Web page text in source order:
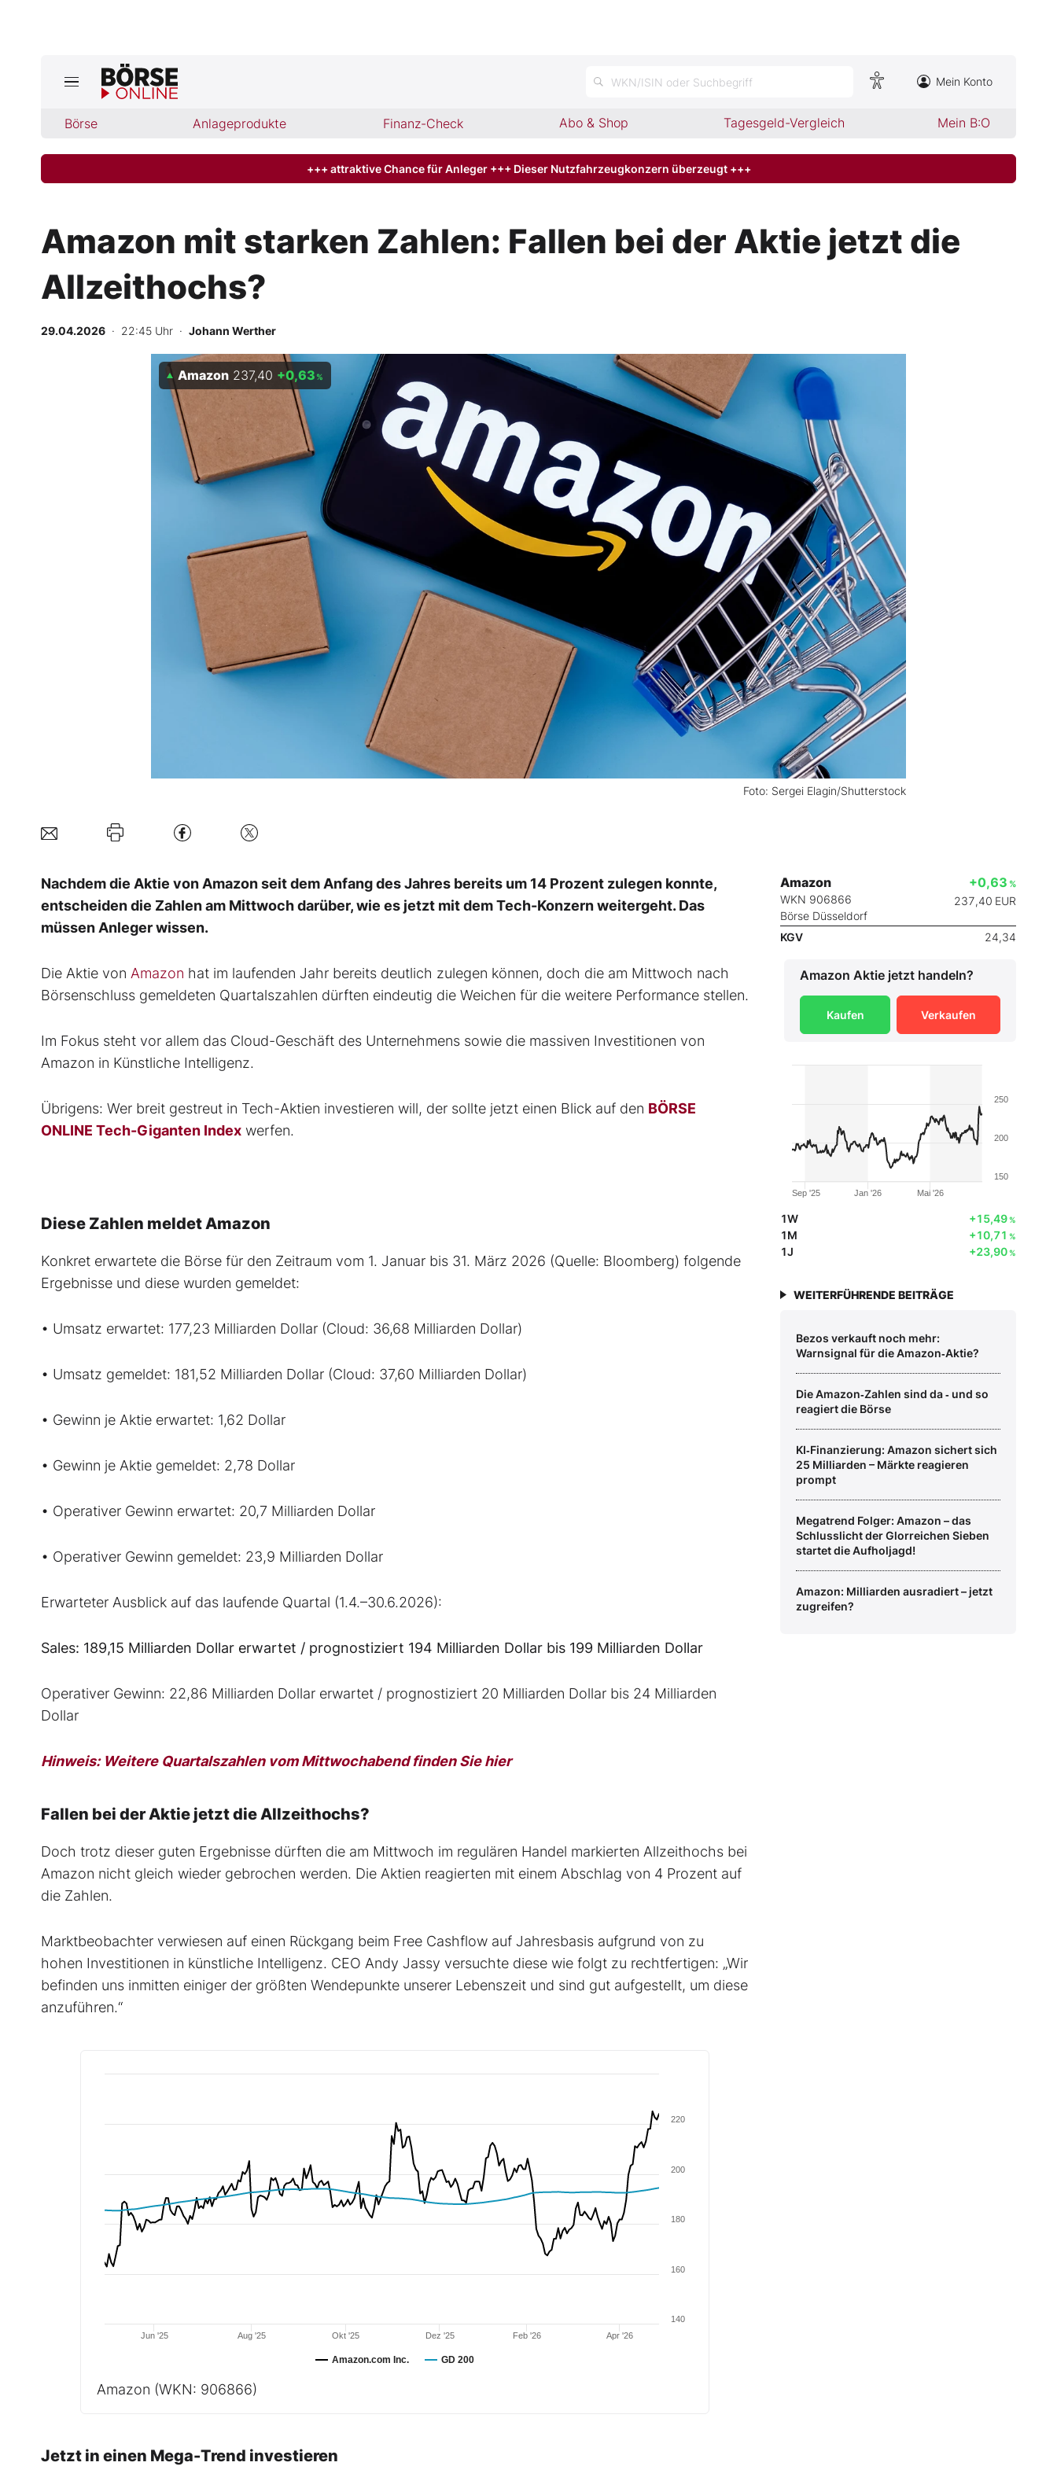
WKN/ISIN oder Suchbegriff Mein Konto
Börse Anlageprodukte Finanz-Check Abo & Shop Tagesgeld-Vergleich Mein B:O
Börse
Abo & Shop
BO-Musterdepots
Experten
Mein B:O
Mein Konto
Folgen Sie uns
+++ attraktive Chance für Anleger +++ Dieser Nutzfahrzeugkonzern überzeugt +++
Amazon mit starken Zahlen: Fallen bei der Aktie jetzt die
Allzeithochs?
29.04.2026 · 22:45 Uhr · Johann Werther
Foto: Sergei Elagin/Shutterstock
Amazon 237,40 +0,63 %
Nachdem die Aktie von Amazon seit dem Anfang des Jahres bereits um 14 Prozent zulegen konnte,
entscheiden die Zahlen am Mittwoch darüber, wie es jetzt mit dem Tech-Konzern weitergeht. Das
müssen Anleger wissen.
Die Aktie von Amazon hat im laufenden Jahr bereits deutlich zulegen können, doch die am Mittwoch nach
Börsenschluss gemeldeten Quartalszahlen dürften eindeutig die Weichen für die weitere Performance stellen.
Im Fokus steht vor allem das Cloud-Geschäft des Unternehmens sowie die massiven Investitionen von
Amazon in Künstliche Intelligenz.
Übrigens: Wer breit gestreut in Tech-Aktien investieren will, der sollte jetzt einen Blick auf den BÖRSE
ONLINE Tech-Giganten Index werfen.
Diese Zahlen meldet Amazon
Konkret erwartete die Börse für den Zeitraum vom 1. Januar bis 31. März 2026 (Quelle: Bloomberg) folgende
Ergebnisse und diese wurden gemeldet:
• Umsatz erwartet: 177,23 Milliarden Dollar (Cloud: 36,68 Milliarden Dollar)
• Umsatz gemeldet: 181,52 Milliarden Dollar (Cloud: 37,60 Milliarden Dollar)
• Gewinn je Aktie erwartet: 1,62 Dollar
• Gewinn je Aktie gemeldet: 2,78 Dollar
• Operativer Gewinn erwartet: 20,7 Milliarden Dollar
• Operativer Gewinn gemeldet: 23,9 Milliarden Dollar
Erwarteter Ausblick auf das laufende Quartal (1.4.–30.6.2026):
Sales: 189,15 Milliarden Dollar erwartet / prognostiziert 194 Milliarden Dollar bis 199 Milliarden Dollar
Operativer Gewinn: 22,86 Milliarden Dollar erwartet / prognostiziert 20 Milliarden Dollar bis 24 Milliarden
Dollar
Hinweis: Weitere Quartalszahlen vom Mittwochabend finden Sie hier
Fallen bei der Aktie jetzt die Allzeithochs?
Doch trotz dieser guten Ergebnisse dürften die am Mittwoch im regulären Handel markierten Allzeithochs bei
Amazon nicht gleich wieder gebrochen werden. Die Aktien reagierten mit einem Abschlag von 4 Prozent auf
die Zahlen.
Marktbeobachter verwiesen auf einen Rückgang beim Free Cashflow auf Jahresbasis aufgrund von zu
hohen Investitionen in künstliche Intelligenz. CEO Andy Jassy versuchte diese wie folgt zu rechtfertigen: „Wir
befinden uns inmitten einiger der größten Wendepunkte unserer Lebenszeit und sind gut aufgestellt, um diese
anzuführen.“
Amazon.com Inc. GD 200
Jun '25 Aug '25 Okt '25 Dez '25 Feb '26 Apr '26
140
160
180
200
220
Amazon (WKN: 906866)
Jetzt in einen Mega-Trend investieren
Amazon
WKN 906866
Börse Düsseldorf
+0,63 %
237,40 EUR
KGV 24,34
Amazon Aktie jetzt handeln?
Kaufen Verkaufen
Jan '26
Sep '25 Mai '26
150
200
250
1W +15,49%
1M +10,71 %
1J +23,90%
WEITERFÜHRENDE BEITRÄGE
Bezos verkauft noch mehr:
Warnsignal für die Amazon‑Aktie?
Die Amazon‑Zahlen sind da ‑ und so
reagiert die Börse
KI‑Finanzierung: Amazon sichert sich
25 Milliarden – Märkte reagieren
prompt
Megatrend Folger: Amazon – das
Schlusslicht der Glorreichen Sieben
startet die Aufholjagd!
Amazon: Milliarden ausradiert – jetzt
zugreifen?